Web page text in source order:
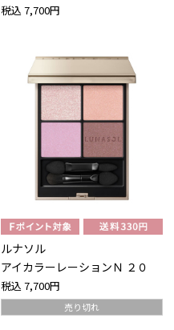
税込 7,700円
ルナソル
アイカラーレーションＮ ２０
税込 7,700円
売り切れ